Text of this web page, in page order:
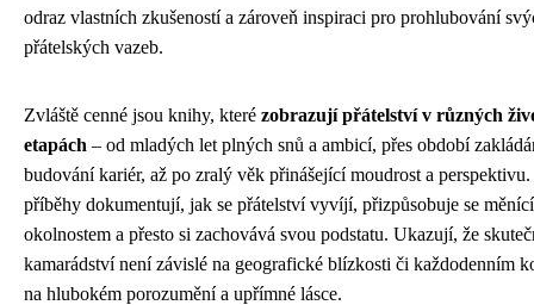
odraz vlastních zkušeností a zároveň inspiraci pro prohlubování
přátelských vazeb.
Zvláště cenné jsou knihy, které zobrazují přátelství v různých
etapách – od mladých let plných snů a ambicí, přes období
budování kariér, až po zralý věk přinášející moudrost a
příběhy dokumentují, jak se přátelství vyvíjí, přizpůsobuje se
okolnostem a přesto si zachovává svou podstatu. Ukazují, že
kamarádství není závislé na geografické blízkosti či každodenním
na hlubokém porozumění a upřímné lásce.